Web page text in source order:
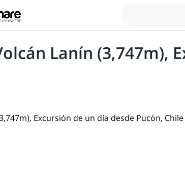
Lanín (3,747m),